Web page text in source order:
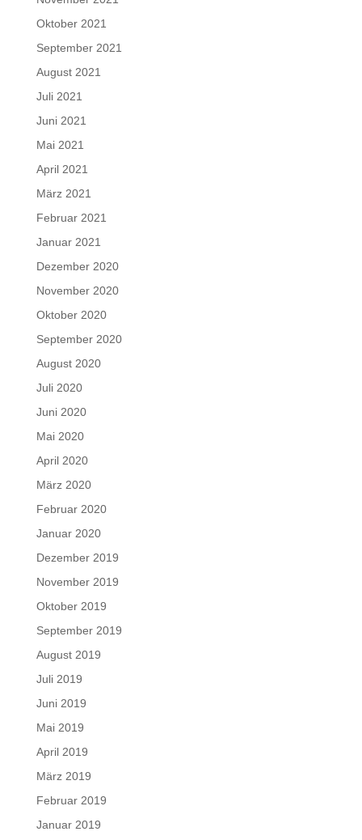
Oktober 2021
September 2021
August 2021
Juli 2021
Juni 2021
Mai 2021
April 2021
März 2021
Februar 2021
Januar 2021
Dezember 2020
November 2020
Oktober 2020
September 2020
August 2020
Juli 2020
Juni 2020
Mai 2020
April 2020
März 2020
Februar 2020
Januar 2020
Dezember 2019
November 2019
Oktober 2019
September 2019
August 2019
Juli 2019
Juni 2019
Mai 2019
April 2019
März 2019
Februar 2019
Januar 2019